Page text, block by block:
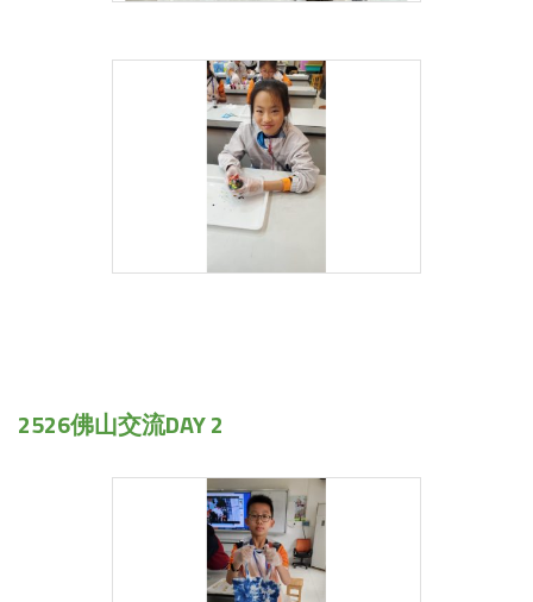
2526佛山交流DAY 2